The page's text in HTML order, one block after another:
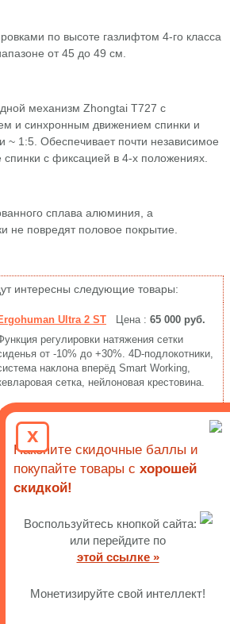
по высоте газлифтом 4-го класса
от 45 до 49 см.
механизм Zhongtai T727 с
и синхронным движением спинки и
~ 1:5. Обеспечивает почти независимое
спинки с фиксацией в 4-х положениях.
сплава алюминия, а
не повредят половое покрытие.
интересны следующие товары:
Ultra 2 ST Цена : 65 000 руб.
регулировки натяжения сетки
от -10% до +30%. 4D-подлокотники,
наклона вперёд Smart Working,
сетка, нейлоновая крестовина.
Ultra 2 ST Legrest
500 руб.
Оснащённое съёмной подставкой для ног,
функцией Smart Working и регулировкой
натяжения сетки сиденья - удобное и
прочное эргономичное офисное кресло.
Sitzone Chillax CH-517A Цена : 22 000 руб.
Сетчатая ортопедическая спинка с
акцентированной поддержкой поясницы,
сиденья, 3D-подлокотники.
x
Накопите скидочные баллы и
покупайте товары с хорошей
скидкой!
Воспользуйтесь кнопкой сайта:
или перейдите по
этой ссылке »
Монетизируйте свой интеллект!